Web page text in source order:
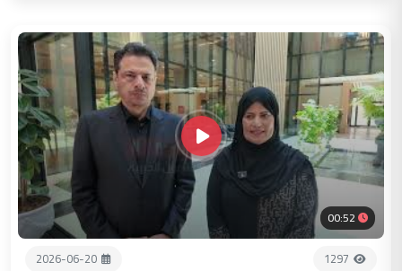
00:52
1297
2026-06-20